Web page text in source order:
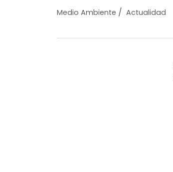
Medio Ambiente / Actualidad